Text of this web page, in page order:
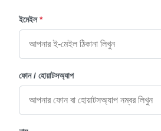
ইমেইল *
ফোন / হোয়াটসঅ্যাপ